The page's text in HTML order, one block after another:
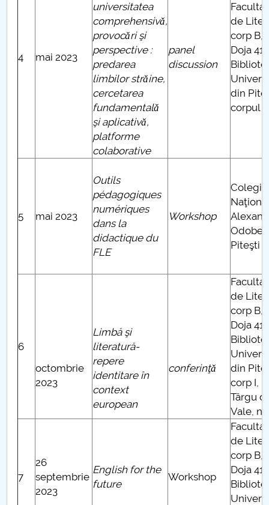
4 mai 2023
universitatea
comprehensivǎ,
provocǎri şi
perspective :
predarea
limbilor strǎine,
cercetarea
fundamentalǎ
şi aplicativǎ,
platforme
colaborative
panel
discussion
de
corp B,
Doja 41
din
corpul B
5 mai 2023
Outils
pédagogiques
numériques
dans la
didactique du
FLE
Workshop
Piteşti
6
octombrie
2023
Limbă şi
literatură-
repere
identitare în
context
european
conferinţǎ
de
corp B,
Doja 41
din
corp I,
Târgu
Vale, nr.
7
26
septembrie
2023
English for the
future
Workshop
de
corp B,
Doja 41